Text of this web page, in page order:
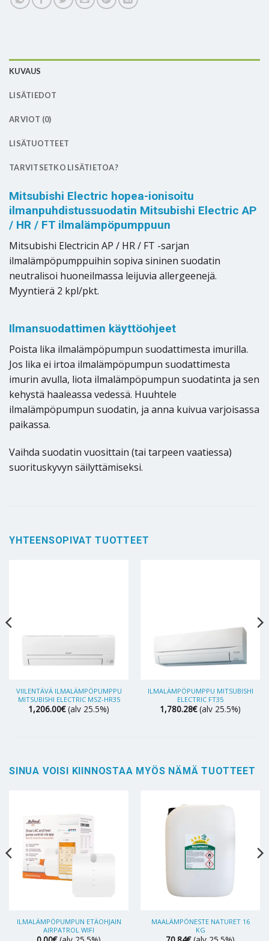
KUVAUS
LISÄTIEDOT
ARVIOT (0)
LISÄTUOTTEET
TARVITSETKO LISÄTIETOA?
Mitsubishi Electric hopea-ionisoitu
ilmanpuhdistussuodatin Mitsubishi Electric AP
/ HR / FT ilmalämpöpumppuun
Mitsubishi Electricin AP / HR / FT -sarjan
ilmalämpöpumppuihin sopiva sininen suodatin
neutralisoi huoneilmassa leijuvia allergeenejä.
Myyntierä 2 kpl/pkt.
Ilmansuodattimen käyttöohjeet
Poista lika ilmalämpöpumpun suodattimesta imurilla.
Jos lika ei irtoa ilmalämpöpumpun suodattimesta
imurin avulla, liota ilmalämpöpumpun suodatinta ja sen
kehystä haaleassa vedessä. Huuhtele
ilmalämpöpumpun suodatin, ja anna kuivua varjoisassa
paikassa.
Vaihda suodatin vuosittain (tai tarpeen vaatiessa)
suorituskyvyn säilyttämiseksi.
YHTEENSOPIVAT TUOTTEET
VIILENTÄVÄ ILMALÄMPÖPUMPPU
MITSUBISHI ELECTRIC MSZ-HR35
1,206.00€ (alv 25.5%)
ILMALÄMPÖPUMPPU MITSUBISHI
ELECTRIC FT35
1,780.28€ (alv 25.5%)
SINUA VOISI KIINNOSTAA MYÖS NÄMÄ TUOTTEET
ILMALÄMPÖPUMPUN ETÄOHJAIN
AIRPATROL WIFI
MAALÄMPÖNESTE NATURET 16
KG